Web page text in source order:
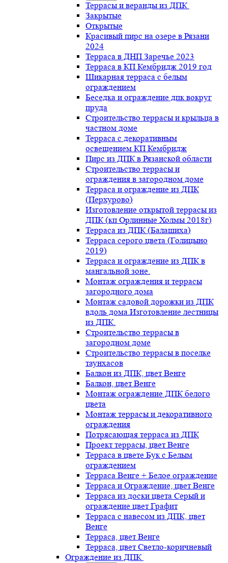
Террасы и веранды из ДПК
Закрытые
Открытые
Красивый пирс на озере в Рязани
2024
Терраса в ДНП Заречье 2023
Терраса в КП Кембридж 2019 год
Шикарная терраса с белым
ограждением
Беседка и ограждение дпк вокруг
пруда
Строительство террасы и крыльца в
частном доме
Терраса с декоративным
освещением КП Кембридж
Пирс из ДПК в Рязанской области
Строительство террасы и
ограждения в загородном доме
Терраса и ограждение из ДПК
(Перхурово)
Изготовление открытой террасы из
ДПК (кп Орлинные Холмы 2018г)
Терраса из ДПК (Балашиха)
Терраса серого цвета (Голицыно
2019)
Терраса и ограждение из ДПК в
мангальной зоне.
Монтаж ограждения и террасы
загородного дома
Монтаж садовой дорожки из ДПК
вдоль дома.Изготовление лестницы
из ДПК.
Строительство террасы в
загородном доме
Строительство террасы в поселке
таунхасов
Балкон из ДПК, цвет Венге
Балкон, цвет Венге
Монтаж ограждение ДПК белого
цвета
Монтаж террасы и декоративного
ограждения
Потрясающая терраса из ДПК
Проект террасы, цвет Венге
Терраса в цвете Бук с Белым
ограждением
Терраса Венге + Белое ограждение
Терраса и Ограждение, цвет Венге
Терраса из доски цвета Серый и
ограждение цвет Графит
Терраса с навесом из ДПК, цвет
Венге
Терраса, цвет Венге
Терраса, цвет Светло-коричневый
Ограждение из ДПК